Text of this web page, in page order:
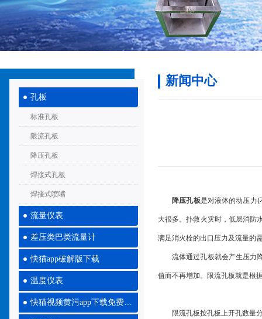
孔板
标准孔板
限流孔板
降压孔板
焊接式孔板
焊接式喷嘴
流量仪表
差压类巴类流量计
快猫app破解版下载
温度仪表
快猫视频黄污app下载免费大全
新闻中心
降压孔板是对液体的动压力(
大很多。扑救火灾时，低层消
满足消火栓的出口压力及流量的需要
流体通过孔板就会产生压力降
值而不再增加。限流孔板就是根
限流孔板按孔板上开孔数量分为